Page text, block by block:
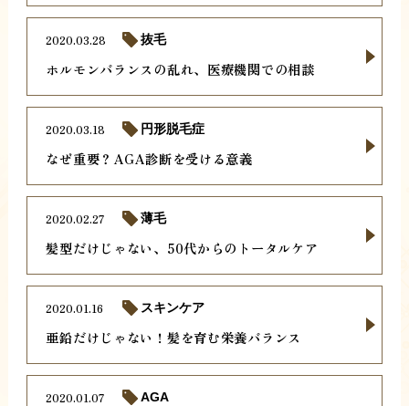
ホルモンバランスの乱れ、医療機関での相談
2020.03.28 抜毛
なぜ重要？AGA診断を受ける意義
2020.03.18 円形脱毛症
髪型だけじゃない、50代からのトータルケア
2020.02.27 薄毛
亜鉛だけじゃない！髪を育む栄養バランス
2020.01.16 スキンケア
2020.01.07 AGA